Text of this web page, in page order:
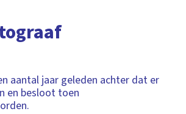
aantal jaar geleden achter dat er
en besloot toen